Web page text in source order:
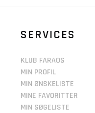
SERVICES
KLUB FARAOS
MIN PROFIL
MIN ØNSKELISTE
MINE FAVORITTER
MIN SØGELISTE